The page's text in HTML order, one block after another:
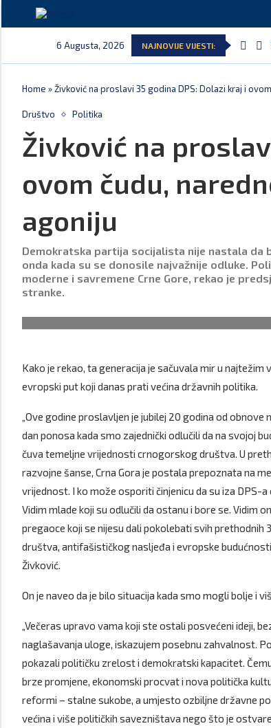
6 Augusta, 2026 NAJNOVIJE VIJESTI:
Home »Živković na proslavi 35 godina DPS: Dolazi kraj i
Društvo Politika
Živković na
ovom čudu,
agoniju
Demokratska partija socijalista nije nastala da
onda kada su se donosile najvažnije odluke.
moderne i savremene Crne Gore, rekao je
stranke.
Kako je rekao, ta generacija je sačuvala mir u
evropski put koji danas prati većina državnih politika.
„Ove godine proslavljen je jubilej 20 godina od
dan ponosa kada smo zajednički odlučili da na svojoj
čuva temeljne vrijednosti crnogorskog društva. U
razvojne šanse, Crna Gora je postala prepoznata na
vrijednost. I ko može osporiti činjenicu da su iza DPS-
Vidim mlade koji su odlučili da ostanu i bore se. Vidim
pregaoce koji se nijesu dali pokolebati svih
društva, antifašističkog nasljeđa i evropske
Živković.
On je naveo da je bilo situacija kada smo mogli bolje i
„Večeras upravo vama koji ste ostali posvećeni ideji,
naglašavanja uloge, iskazujem posebnu zahvalnost.
pokazali političku zrelost i demokratski kapacitet.
brze promjene, ekonomski procvat i nova politička
reformi – stalne sukobe, a umjesto ozbiljne državne
većina i više političkih savezništava nego što je